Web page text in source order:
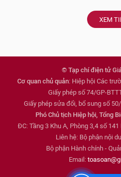
XEM
© Tạp chí điện tử
Cơ quan chủ quản: Hiệp hội Các
Giấy phép số 74/GP-
Giấy phép sửa đổi, bổ sung số
Phó Chủ tịch Hiệp hội, Tổng
ĐC: Tầng 3 Khu A, Phòng 3,4 số
Liên hệ: Bộ phận nội
Bộ phận Hành chính -
Email: